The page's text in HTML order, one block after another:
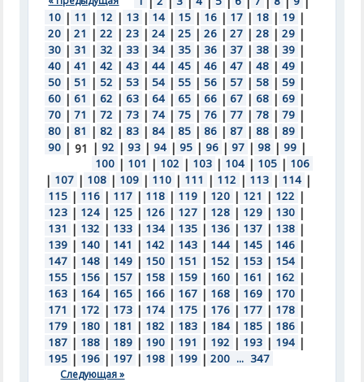
10 | 11 | 12 | 13 | 14 | 15 | 16 | 17 | 18 | 19 |
20 | 21 | 22 | 23 | 24 | 25 | 26 | 27 | 28 | 29 |
30 | 31 | 32 | 33 | 34 | 35 | 36 | 37 | 38 | 39 |
40 | 41 | 42 | 43 | 44 | 45 | 46 | 47 | 48 | 49 |
50 | 51 | 52 | 53 | 54 | 55 | 56 | 57 | 58 | 59 |
60 | 61 | 62 | 63 | 64 | 65 | 66 | 67 | 68 | 69 |
70 | 71 | 72 | 73 | 74 | 75 | 76 | 77 | 78 | 79 |
80 | 81 | 82 | 83 | 84 | 85 | 86 | 87 | 88 | 89 |
90 | 91 | 92 | 93 | 94 | 95 | 96 | 97 | 98 | 99 |
100 | 101 | 102 | 103 | 104 | 105 | 106
| 107 | 108 | 109 | 110 | 111 | 112 | 113 | 114 |
115 | 116 | 117 | 118 | 119 | 120 | 121 | 122 |
123 | 124 | 125 | 126 | 127 | 128 | 129 | 130 |
131 | 132 | 133 | 134 | 135 | 136 | 137 | 138 |
139 | 140 | 141 | 142 | 143 | 144 | 145 | 146 |
147 | 148 | 149 | 150 | 151 | 152 | 153 | 154 |
155 | 156 | 157 | 158 | 159 | 160 | 161 | 162 |
163 | 164 | 165 | 166 | 167 | 168 | 169 | 170 |
171 | 172 | 173 | 174 | 175 | 176 | 177 | 178 |
179 | 180 | 181 | 182 | 183 | 184 | 185 | 186 |
187 | 188 | 189 | 190 | 191 | 192 | 193 | 194 |
195 | 196 | 197 | 198 | 199 | 200 ... 347
Следующая »